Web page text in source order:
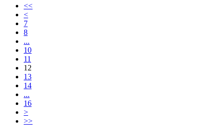
<<
<
7
8
...
10
11
12
13
14
...
16
>
>>